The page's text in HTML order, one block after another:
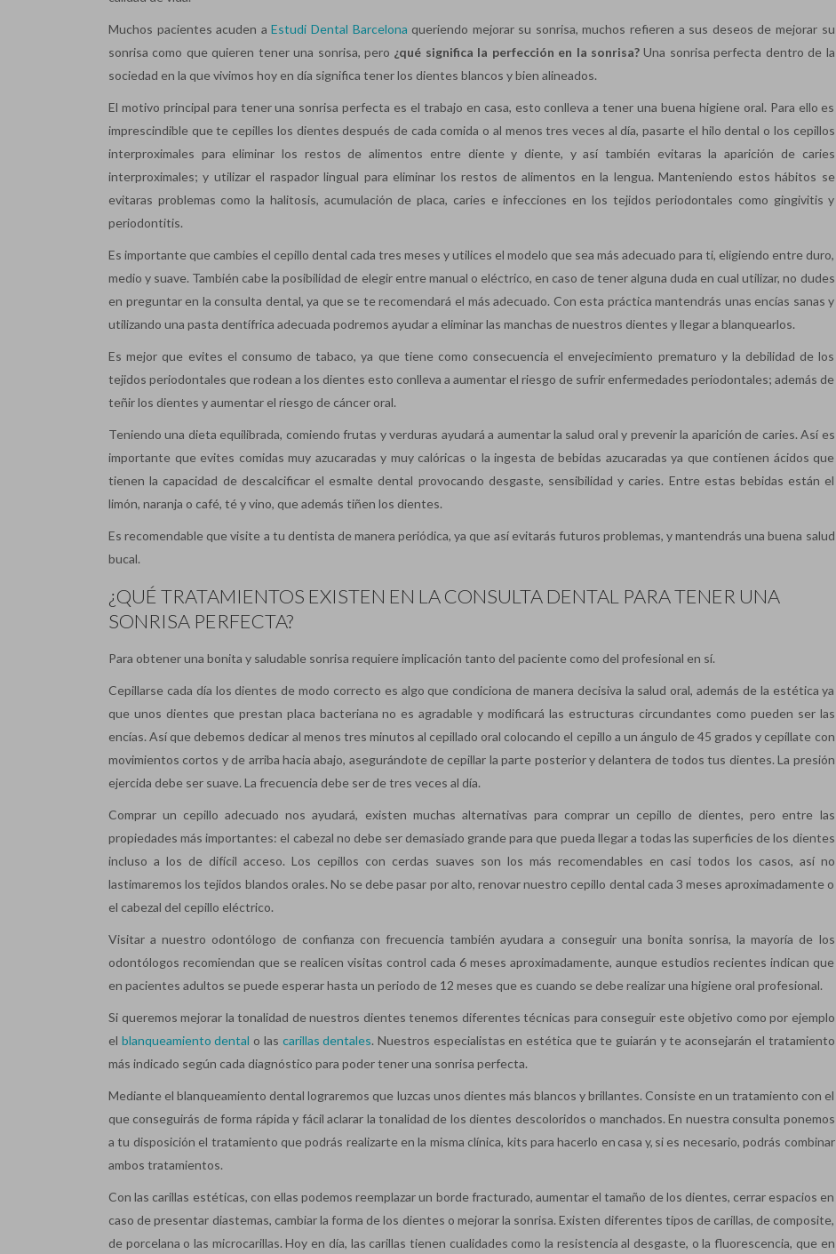
Muchos pacientes acuden aEstudi Dental Barcelona queriendo mejorar su sonrisa, muchos refieren a sus deseos de mejorar su
sonrisa como que quieren tener una sonrisa, pero ¿qué significa la perfección en la sonrisa?Una sonrisa perfecta dentro de la
sociedad en la que vivimos hoy en día significa tener los dientes blancos y bien alineados.
El motivo principal para tener una sonrisa perfecta es el trabajo en casa, esto conlleva a tener una buena higiene oral. Para ello es
imprescindible que te cepilles los dientes después de cada comida o al menos tres veces al día, pasarte el hilo dental o los cepillos
interproximales para eliminar los restos de alimentos entre diente y diente, y así también evitaras la aparición de caries
interproximales; y utilizar el raspador lingual para eliminar los restos de alimentos en la lengua. Manteniendo estos hábitos se
evitaras problemas como la halitosis, acumulación de placa, caries e infecciones en los tejidos periodontales como gingivitis y
periodontitis.
Es importante que cambies el cepillo dental cada tres meses y utilices el modelo que sea más adecuado para ti, eligiendo entre duro,
medio y suave. También cabe la posibilidad de elegir entre manual o eléctrico, en caso de tener alguna duda en cual utilizar, no dudes
en preguntar en la consulta dental, ya que se te recomendará el más adecuado. Con esta práctica mantendrás unas encías sanas y
utilizando una pasta dentífrica adecuada podremos ayudar a eliminar las manchas de nuestros dientes y llegar a blanquearlos.
Es mejor que evites el consumo de tabaco, ya que tiene como consecuencia el envejecimiento prematuro y la debilidad de los
tejidos periodontales que rodean a los dientes esto conlleva a aumentar el riesgo de sufrir enfermedades periodontales; además de
teñir los dientes y aumentar el riesgo de cáncer oral.
Teniendo una dieta equilibrada, comiendo frutas y verduras ayudará a aumentar la salud oral y prevenir la aparición de caries. Así es
importante que evites comidas muy azucaradas y muy calóricas o la ingesta de bebidas azucaradas ya que contienen ácidos que
tienen la capacidad de descalcificar el esmalte dental provocando desgaste, sensibilidad y caries. Entre estas bebidas están el
limón, naranja o café, té y vino, que además tiñen los dientes.
Es recomendable que visite a tu dentista de manera periódica, ya que así evitarás futuros problemas, y mantendrás una buena salud
bucal.
¿QUÉ TRATAMIENTOS EXISTEN EN LA CONSULTA DENTAL PARA TENER UNA
SONRISA PERFECTA?
Para obtener una bonita y saludable sonrisa requiere implicación tanto del paciente como del profesional en sí.
Cepillarse cada día los dientes de modo correcto es algo que condiciona de manera decisiva la salud oral, además de la estética ya
que unos dientes que prestan placa bacteriana no es agradable y modificará las estructuras circundantes como pueden ser las
encías. Así que debemos dedicar al menos tres minutos al cepillado oral colocando el cepillo a un ángulo de 45 grados y cepíllate con
movimientos cortos y de arriba hacia abajo, asegurándote de cepillar la parte posterior y delantera de todos tus dientes. La presión
ejercida debe ser suave. La frecuencia debe ser de tres veces al día.
Comprar un cepillo adecuado nos ayudará, existen muchas alternativas para comprar un cepillo de dientes, pero entre las
propiedades más importantes: el cabezal no debe ser demasiado grande para que pueda llegar a todas las superficies de los dientes
incluso a los de difícil acceso. Los cepillos con cerdas suaves son los más recomendables en casi todos los casos, así no
lastimaremos los tejidos blandos orales. No se debe pasar por alto, renovar nuestro cepillo dental cada 3 meses aproximadamente o
el cabezal del cepillo eléctrico.
Visitar a nuestro odontólogo de confianza con frecuencia también ayudara a conseguir una bonita sonrisa, la mayoría de los
odontólogos recomiendan que se realicen visitas control cada 6 meses aproximadamente, aunque estudios recientes indican que
en pacientes adultos se puede esperar hasta un periodo de 12 meses que es cuando se debe realizar una higiene oral profesional.
Si queremos mejorar la tonalidad de nuestros dientes tenemos diferentes técnicas para conseguir este objetivo como por ejemplo
el blanqueamiento dental o las carillas dentales. Nuestros especialistas en estética que te guiarán y te aconsejarán el tratamiento
más indicado según cada diagnóstico para poder tener una sonrisa perfecta.
Mediante el blanqueamiento dental lograremos que luzcas unos dientes más blancos y brillantes. Consiste en un tratamiento con el
que conseguirás de forma rápida y fácil aclarar la tonalidad de los dientes descoloridos o manchados. En nuestra consulta ponemos
a tu disposición el tratamiento que podrás realizarte en la misma clínica, kits para hacerlo en casa y, si es necesario, podrás combinar
ambos tratamientos.
Con las carillas estéticas, con ellas podemos reemplazar un borde fracturado, aumentar el tamaño de los dientes, cerrar espacios en
caso de presentar diastemas, cambiar la forma de los dientes o mejorar la sonrisa. Existen diferentes tipos de carillas, de composite,
de porcelana o las microcarillas. Hoy en día, las carillas tienen cualidades como la resistencia al desgaste, o la fluorescencia, que en